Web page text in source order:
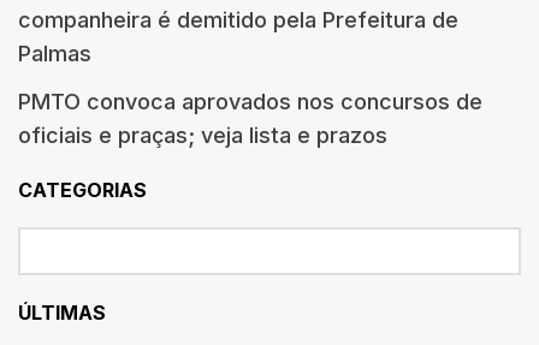
companheira é demitido pela Prefeitura de
Palmas
PMTO convoca aprovados nos concursos de
oficiais e praças; veja lista e prazos
CATEGORIAS
ÚLTIMAS